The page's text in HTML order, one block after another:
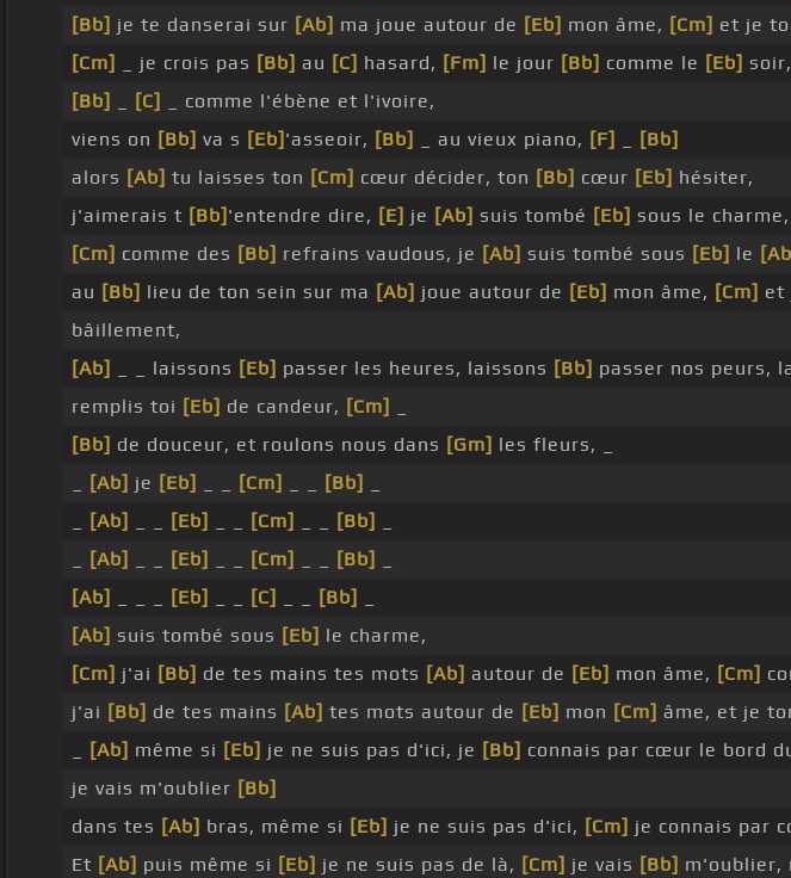
[Bb] je te danserai sur [Ab] ma joue autour de [Eb] mon âme, [Cm] et je
[Cm]
_ je crois pas [Bb] au [C] hasard, [Fm] le jour [Bb] comme le [Eb]
[Bb]
[C]
_ comme l'ébène et l'ivoire,
viens on [Bb] va s [Eb] 'asseoir, [Bb] _ au vieux piano, [F]
[Bb]
alors [Ab] tu laisses ton [Cm] cœur décider, ton [Bb] cœur [Eb] hésiter,
j'aimerais t [Bb] 'entendre dire, [E] je [Ab] suis tombé [Eb] sous le
[Cm] comme des [Bb] refrains vaudous, je [Ab] suis tombé sous [Eb] le
au [Bb] lieu de ton sein sur ma [Ab] joue autour de [Eb] mon âme, [Cm] et
bâillement,
[Ab]
_ _ laissons [Eb] passer les heures, laissons [Bb] passer nos peurs,
remplis toi [Eb] de candeur, [Cm]
[Bb] de douceur, et roulons nous dans [Gm] les fleurs, _
[Ab] je [Eb] [Cm] [Bb]
[Ab] [Eb] [Cm] [Bb]
[Ab] [Eb] [Cm] [Bb]
[Ab]
[Eb] [C] [Bb]
[Ab] suis tombé sous [Eb] le charme,
[Cm] j'ai [Bb] de tes mains tes mots [Ab] autour de [Eb] mon âme, [Cm]
j'ai [Bb] de tes mains [Ab] tes mots autour de [Eb] mon [Cm] âme, et je
[Ab] même si [Eb] je ne suis pas d'ici, je [Bb] connais par cœur le bord
je vais m'oublier [Bb]
dans tes [Ab] bras, même si [Eb] je ne suis pas d'ici, [Cm] je connais par
Et [Ab] puis même si [Eb] je ne suis pas de là, [Cm] je vais [Bb] m'oublier,